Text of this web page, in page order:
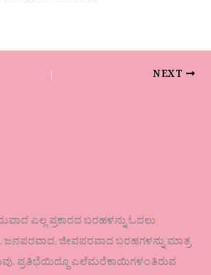
NEXT
ಎಲ್ಲ ಪ್ರಕಾರದ ಬರಹಳನ್ನು ಓದಲು
ಜನಪರವಾದ, ಜೀವಪರವಾದ ಬರಹಗಳನ್ನು ಮಾತ್ರ
ಪ್ರತಿಭೆಯಿದ್ದೂ ಎಲೆಮರೆಕಾಯಿಗಳಂತಿರುವ